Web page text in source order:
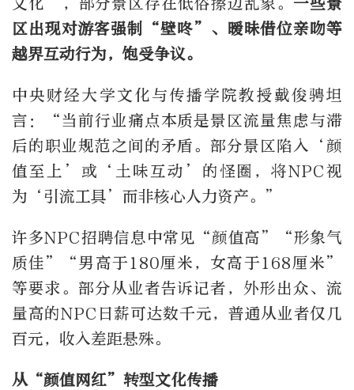
区出现对游客强制“壁咚”、暧昧借位亲吻等
越界互动行为，饱受争议。
中央财经大学文化与传播学院教授戴俊骋坦
言：“当前行业痛点本质是景区流量焦虑与滞
后的职业规范之间的矛盾。部分景区陷入‘颜
值至上’或‘土味互动’的怪圈，将NPC视
为‘引流工具’而非核心人力资产。”
许多NPC招聘信息中常见“颜值高”“形象气
质佳”“男高于180厘米，女高于168厘米”
等要求。部分从业者告诉记者，外形出众、流
量高的NPC日薪可达数千元，普通从业者仅几
百元，收入差距悬殊。
从“颜值网红”转型文化传播